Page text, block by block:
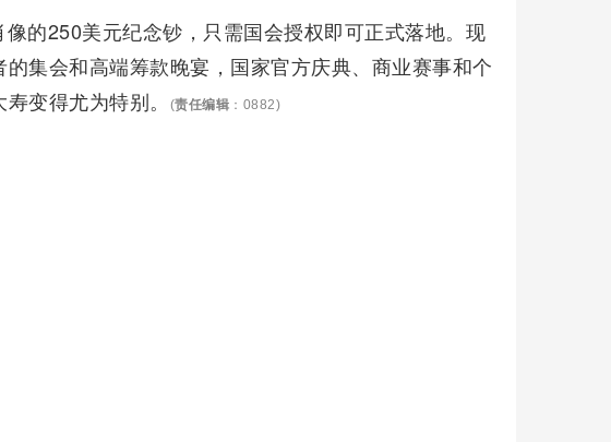
的250美元纪念钞，只需国会授权即可正式落地。现
集会和高端筹款晚宴，国家官方庆典、商业赛事和个
变得尤为特别。
(责任编辑 ：0882)